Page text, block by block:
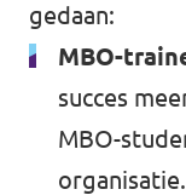
gedaan:
MBO-
succes
MBO-